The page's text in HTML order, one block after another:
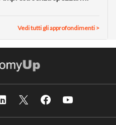
Vedi tutti gli approfondimenti >